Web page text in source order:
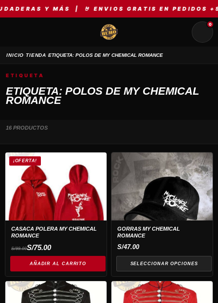
Y MÁS | 🤘 ENVIOS GRATIS EN PEDIDOS
0
INICIO›TIENDA›ETIQUETA: POLOS DE MY CHEMICAL ROMANCE
ETIQUETA
ETIQUETA: POLOS DE MY CHEMICAL
ROMANCE
16 PRODUCTOS
¡OFERTA!
CASACA POLERA MY CHEMICAL
ROMANCE
S/99.00
El
precio
original
S/99.00.
S/75.00
El
precio
actual
S/75.00.
AÑADIR AL CARRITO
GORRAS MY CHEMICAL
ROMANCE
S/47.00
SELECCIONAR OPCIONES
Este
producto
tiene
múltiples
variantes.
Las
opciones
se
pueden
elegir
en
la
página